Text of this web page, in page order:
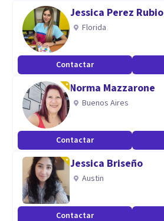
Jessica Perez Rubio
Florida
Contactar
Norma Mazzarone
Buenos Aires
Contactar
Jessica Briseño
Austin
Contactar